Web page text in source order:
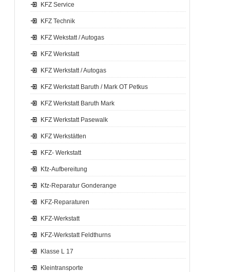
KFZ Service
KFZ Technik
KFZ Wekstatt / Autogas
KFZ Werkstatt
KFZ Werkstatt / Autogas
KFZ Werkstatt Baruth / Mark OT Petkus
KFZ Werkstatt Baruth Mark
KFZ Werkstatt Pasewalk
KFZ Werkstätten
KFZ- Werkstatt
Kfz-Aufbereitung
Kfz-Reparatur Gonderange
KFZ-Reparaturen
KFZ-Werkstatt
KFZ-Werkstatt Feldthurns
Klasse L 17
Kleintransporte